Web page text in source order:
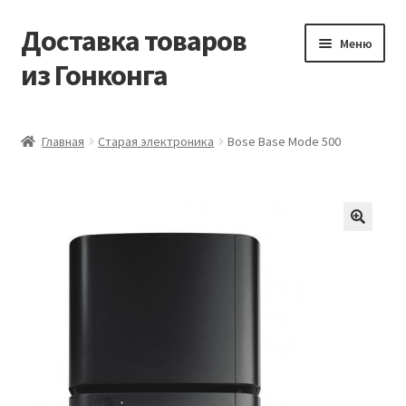
Перейти
к
навигации
Перейти
к
содержимому
Доставка товаров
из Гонконга
Меню
Главная Старая электроника Bose Base Mode 500